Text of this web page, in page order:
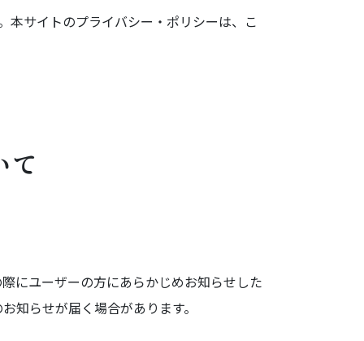
本サイトのプライバシー・ポリシーは、こ
て
にユーザーの方にあらかじめお知らせした
知らせが届く場合があります。